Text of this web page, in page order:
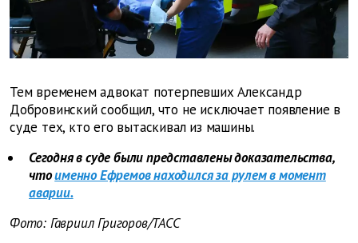
Тем временем адвокат потерпевших Александр
Добровинский сообщил, что не исключает появление в
суде тех, кто его вытаскивал из машины.
Сегодня в суде были представлены доказательства,
чтоименно Ефремов находился за рулем в момент
аварии.
Фото: Гавриил Григоров/ТАСС